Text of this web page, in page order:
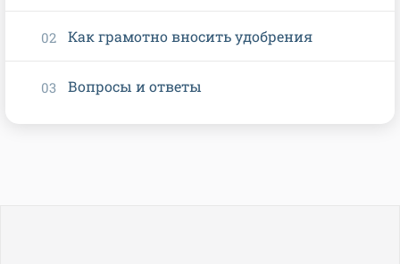
Как грамотно вносить удобрения
Вопросы и ответы